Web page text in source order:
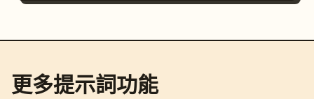
更多提示詞功能